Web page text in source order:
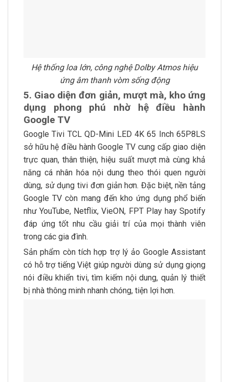
Hệ thống loa lớn, công nghệ Dolby Atmos hiệu
ứng âm thanh vòm sống động
5. Giao diện đơn giản, mượt mà, kho ứng
dụng phong phú nhờ hệ điều hành
Google TV
Google Tivi TCL QD-Mini LED 4K 65 Inch 65P8LS
sở hữu hệ điều hành Google TV cung cấp giao diện
trực quan, thân thiện, hiệu suất mượt mà cùng khả
năng cá nhân hóa nội dung theo thói quen người
dùng, sử dụng tivi đơn giản hơn. Đặc biệt, nền tảng
Google TV còn mang đến kho ứng dụng phổ biến
như YouTube, Netflix, VieON, FPT Play hay Spotify
đáp ứng tốt nhu cầu giải trí của mọi thành viên
trong các gia đình.
Sản phẩm còn tích hợp trợ lý ảo Google Assistant
có hỗ trợ tiếng Việt giúp người dùng sử dụng giọng
nói điều khiển tivi, tìm kiếm nội dung, quản lý thiết
bị nhà thông minh nhanh chóng, tiện lợi hơn.